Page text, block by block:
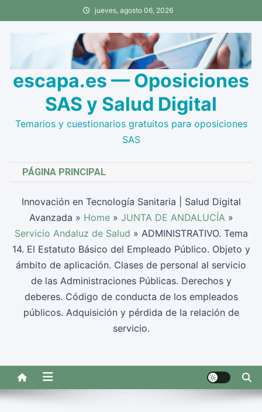
al
jueves, agosto 06, 2026
escapa.es — Oposiciones
SAS y Salud Digital
Temarios y cuestionarios gratuitos para oposiciones
SAS
PÁGINA PRINCIPAL
Innovación en Tecnología Sanitaria | Salud Digital
Avanzada » Home » JUNTA DE ANDALUCÍA »
Servicio Andaluz de Salud » ADMINISTRATIVO. Tema
14. El Estatuto Básico del Empleado Público. Objeto y
ámbito de aplicación. Clases de personal al servicio
de las Administraciones Públicas. Derechos y
deberes. Código de conducta de los empleados
públicos. Adquisición y pérdida de la relación de
servicio.